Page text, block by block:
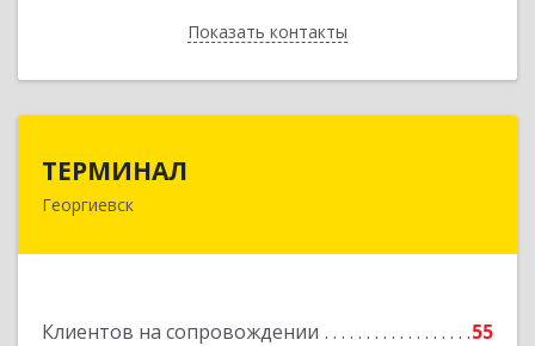
Показать контакты
Назад
ТЕРМИНАЛ
Георгиевск
Клиентов на сопровождении
55
357820, Ставропольский край, Георгиевск г,